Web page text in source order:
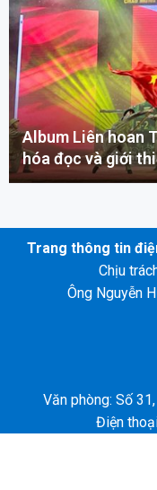
Album Liên hoan
hóa đọc và giới
Trang thông tin
Chịu
Ông Nguyễn
Văn phòng: Số
Điện